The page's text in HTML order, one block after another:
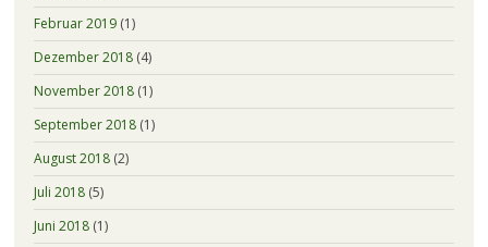
Februar 2019(1)
Dezember 2018(4)
November 2018(1)
September 2018(1)
August 2018(2)
Juli 2018(5)
Juni 2018(1)